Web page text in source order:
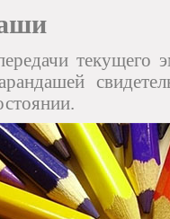
текущего